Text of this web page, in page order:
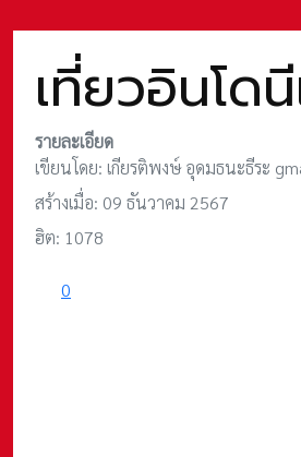
เที่ยวอินโด
รายละเอียด
เขียนโดย: เกียรติพงษ์ อุดมธนะธีระ
สร้างเมื่อ: 09 ธันวาคม 2567
ฮิต: 1078
0